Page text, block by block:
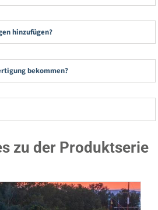
hinzufügen?
bekommen?
zu der Produktserie